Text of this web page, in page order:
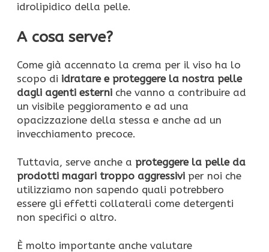
idrolipidico della pelle.
A cosa serve?
Come già accennato la crema per il viso ha lo
scopo di idratare e proteggere la nostra pelle
dagli agenti esterni che vanno a contribuire ad
un visibile peggioramento e ad una
opacizzazione della stessa e anche ad un
invecchiamento precoce.
Tuttavia, serve anche a proteggere la pelle da
prodotti magari troppo aggressivi per noi che
utilizziamo non sapendo quali potrebbero
essere gli effetti collaterali come detergenti
non specifici o altro.
È molto importante anche valutare